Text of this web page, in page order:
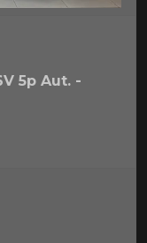
5p Aut. -